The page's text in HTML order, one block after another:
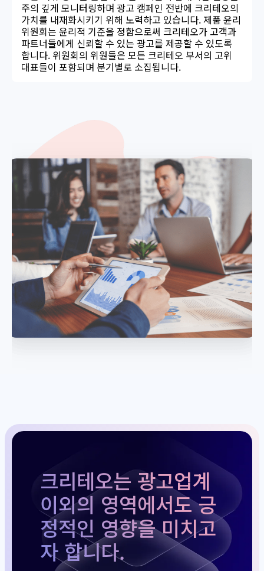
주의 깊게 모니터링하며 광고 캠페인 전반에 크리테오의
가치를 내재화시키기 위해 노력하고 있습니다. 제품 윤리
위원회는 윤리적 기준을 정함으로써 크리테오가 고객과
파트너들에게 신뢰할 수 있는 광고를 제공할 수 있도록
합니다. 위원회의 위원들은 모든 크리테오 부서의 고위
대표들이 포함되며 분기별로 소집됩니다.
크리테오는 광고업계
이외의 영역에서도 긍
정적인 영향을 미치고
자 합니다.